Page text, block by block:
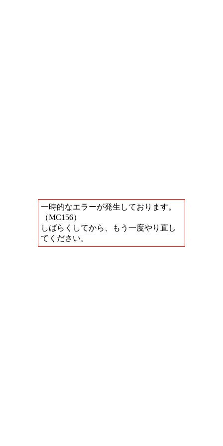
一時的なエラーが発生しております。
（MC156）
しばらくしてから、もう一度やり直し
てください。